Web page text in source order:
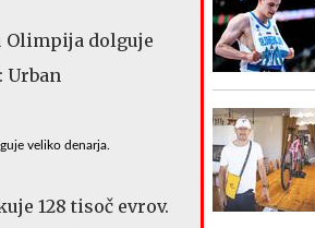
veliko denarja.
128 tisoč evrov.